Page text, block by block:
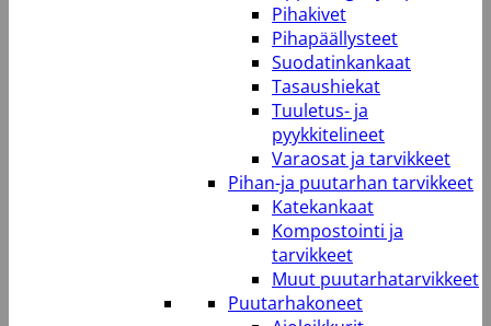
Pihakivet
Pihapäällysteet
Suodatinkankaat
Tasaushiekat
Tuuletus- ja
pyykkitelineet
Varaosat ja tarvikkeet
Pihan-ja puutarhan tarvikkeet
Katekankaat
Kompostointi ja
tarvikkeet
Muut puutarhatarvikkeet
Puutarhakoneet